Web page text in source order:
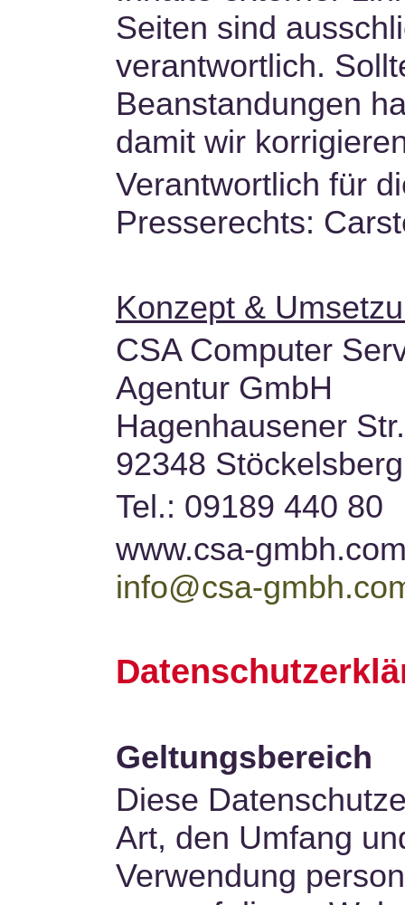
Seiten sind
verantwortlich.
Beanstandungen
damit wir
Verantwortlich für
Presserechts:
Konzept &
CSA Computer
Agentur GmbH
Hagenhausener
92348 Stöckelsberg
Tel.: 09189 440 80
www.csa-
info@csa-
Geltungsbereich
Diese
Art, den Umfang
Verwendung